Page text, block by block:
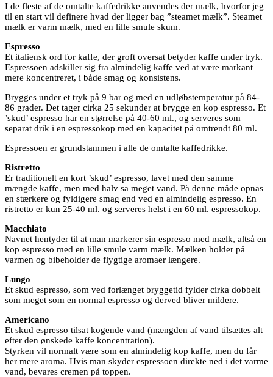
I de fleste af de omtalte kaffedrikke anvendes der mælk, hvorfor jeg
til en start vil definere hvad der ligger bag ”steamet mælk”. Steamet
mælk er varm mælk, med en lille smule skum.
Espresso
Et italiensk ord for kaffe, der groft oversat betyder kaffe under tryk.
Espressoen adskiller sig fra almindelig kaffe ved at være markant
mere koncentreret, i både smag og konsistens.
Brygges under et tryk på 9 bar og med en udløbstemperatur på 84-
86 grader. Det tager cirka 25 sekunder at brygge en kop espresso. Et
’skud’ espresso har en størrelse på 40-60 ml., og serveres som
separat drik i en espressokop med en kapacitet på omtrendt 80 ml.
Espressoen er grundstammen i alle de omtalte kaffedrikke.
Ristretto
Er traditionelt en kort ’skud’ espresso, lavet med den samme
mængde kaffe, men med halv så meget vand. På denne måde opnås
en stærkere og fyldigere smag end ved en almindelig espresso. En
ristretto er kun 25-40 ml. og serveres helst i en 60 ml. espressokop.
Macchiato
Navnet hentyder til at man markerer sin espresso med mælk, altså en
kop espresso med en lille smule varm mælk. Mælken holder på
varmen og bibeholder de flygtige aromaer længere.
Lungo
Et skud espresso, som ved forlænget bryggetid fylder cirka dobbelt
som meget som en normal espresso og derved bliver mildere.
Americano
Et skud espresso tilsat kogende vand (mængden af vand tilsættes alt
efter den ønskede kaffe koncentration).
Styrken vil normalt være som en almindelig kop kaffe, men du får
her mere aroma. Hvis man skyder espressoen direkte ned i det varme
vand, bevares cremen på toppen.